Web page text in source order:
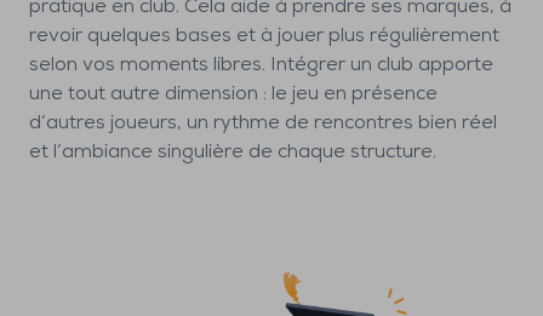
pratique en club. Cela aide à prendre ses marques, à
revoir quelques bases et à jouer plus régulièrement
selon vos moments libres. Intégrer un club apporte
une tout autre dimension : le jeu en présence
d’autres joueurs, un rythme de rencontres bien réel
et l’ambiance singulière de chaque structure.